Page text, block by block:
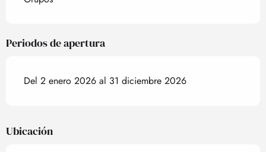
Periodos de apertura
Del 2 enero 2026 al 31 diciembre 2026
Ubicación